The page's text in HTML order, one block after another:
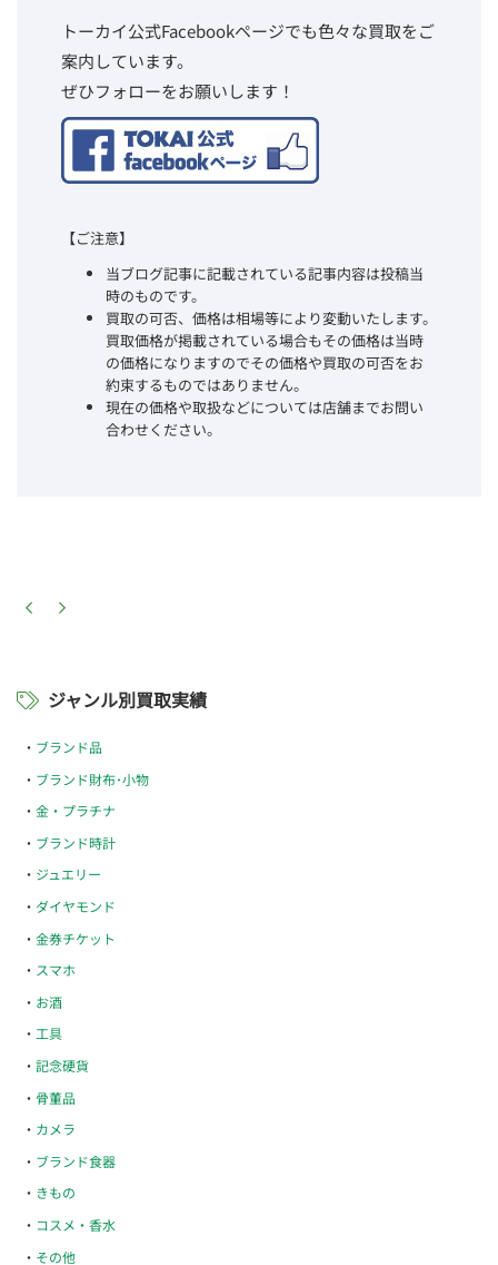
トーカイ公式Facebookページでも色々な買取をご
案内しています。
ぜひフォローをお願いします！
【ご注意】
当ブログ記事に記載されている記事内容は投稿当
時のものです。
買取の可否、価格は相場等により変動いたします。
買取価格が掲載されている場合もその価格は当時
の価格になりますのでその価格や買取の可否をお
約束するものではありません。
現在の価格や取扱などについては店舗までお問い
合わせください。
ジャンル別買取実績
ブランド品
ブランド財布･小物
金・プラチナ
ブランド時計
ジュエリー
ダイヤモンド
金券チケット
スマホ
お酒
工具
記念硬貨
骨董品
カメラ
ブランド食器
きもの
コスメ・香水
その他